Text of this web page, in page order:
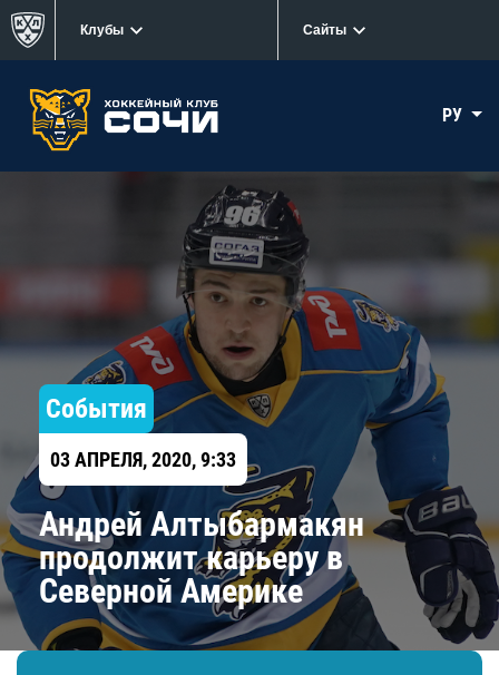
Клубы Сайты
РУ
События
03 АПРЕЛЯ, 2020, 9:33
Андрей Алтыбармакян
продолжит карьеру в
Северной Америке